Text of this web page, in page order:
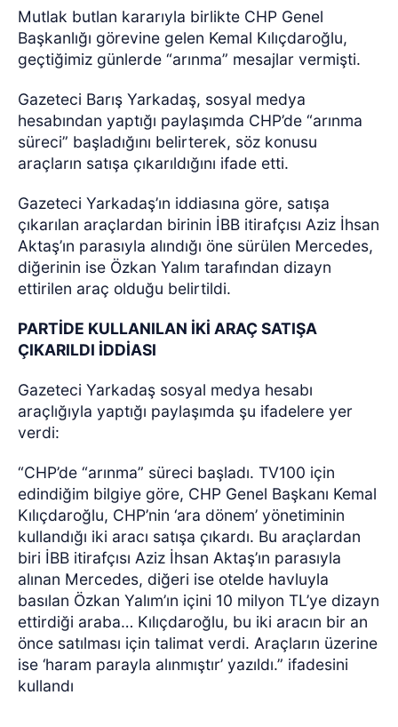
Mutlak butlan kararıyla birlikte CHP Genel
Başkanlığı görevine gelen Kemal Kılıçdaroğlu,
geçtiğimiz günlerde “arınma” mesajlar vermişti.
Gazeteci Barış Yarkadaş, sosyal medya
hesabından yaptığı paylaşımda CHP’de “arınma
süreci” başladığını belirterek, söz konusu
araçların satışa çıkarıldığını ifade etti.
Gazeteci Yarkadaş’ın iddiasına göre, satışa
çıkarılan araçlardan birinin İBB itirafçısı Aziz İhsan
Aktaş’ın parasıyla alındığı öne sürülen Mercedes,
diğerinin ise Özkan Yalım tarafından dizayn
ettirilen araç olduğu belirtildi.
PARTİDE KULLANILAN İKİ ARAÇ SATIŞA
ÇIKARILDI İDDİASI
Gazeteci Yarkadaş sosyal medya hesabı
araçlığıyla yaptığı paylaşımda şu ifadelere yer
verdi:
“CHP’de “arınma” süreci başladı. TV100 için
edindiğim bilgiye göre, CHP Genel Başkanı Kemal
Kılıçdaroğlu, CHP’nin ‘ara dönem’ yönetiminin
kullandığı iki aracı satışa çıkardı. Bu araçlardan
biri İBB itirafçısı Aziz İhsan Aktaş’ın parasıyla
alınan Mercedes, diğeri ise otelde havluyla
basılan Özkan Yalım’ın içini 10 milyon TL’ye dizayn
ettirdiği araba… Kılıçdaroğlu, bu iki aracın bir an
önce satılması için talimat verdi. Araçların üzerine
ise ‘haram parayla alınmıştır’ yazıldı.” ifadesini
kullandı